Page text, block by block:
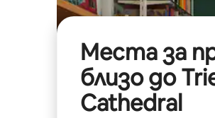
Места за
близо до
Cathedral